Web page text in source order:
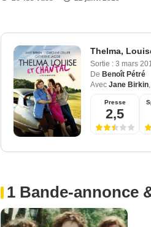
Thelma,
Sortie : 3 mars
De Benoît Pétré
Avec Jane Birkin,
Presse
2,5
1 Bande-annonce